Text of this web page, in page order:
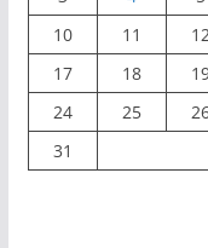
10
11
17
18
24
25
31